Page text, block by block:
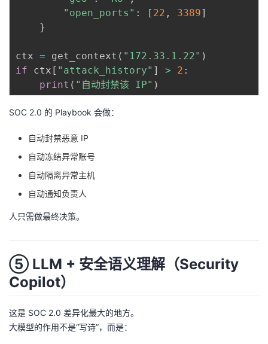
"open_ports" : [ 22 , 3389]
}
ctx = get_context ( "172.33.1.22" )
if ctx [ "attack_history" ] > 2 :
print ( "自动封禁该 IP" )
SOC 2.0 的 Playbook 会做：
自动封禁恶意 IP
自动冻结异常账号
自动隔离异常主机
自动通知负责人
人只需做最终决策。
⑤ LLM + 安全语义理解（Security
Copilot）
这是 SOC 2.0 差异化最大的地方。
大模型的作用不是“写诗”，而是：